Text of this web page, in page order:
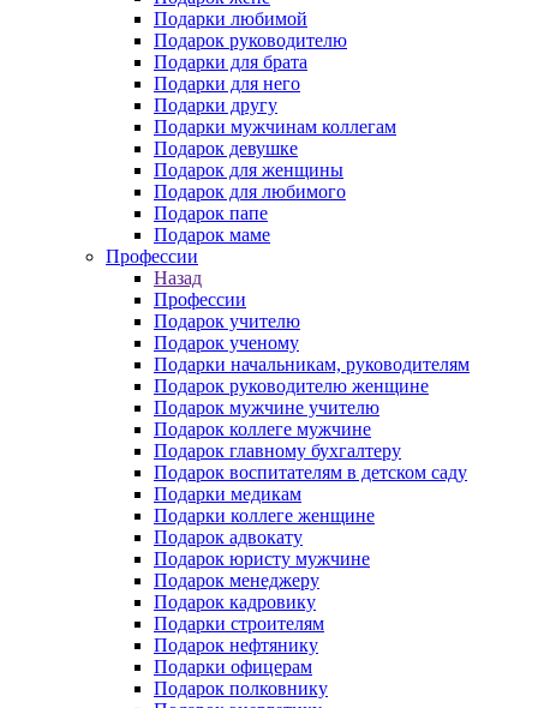
Подарки любимой
Подарок руководителю
Подарки для брата
Подарки для него
Подарки другу
Подарки мужчинам коллегам
Подарок девушке
Подарок для женщины
Подарок для любимого
Подарок папе
Подарок маме
Профессии
Назад
Профессии
Подарок учителю
Подарок ученому
Подарки начальникам, руководителям
Подарок руководителю женщине
Подарок мужчине учителю
Подарок коллеге мужчине
Подарок главному бухгалтеру
Подарок воспитателям в детском саду
Подарки медикам
Подарки коллеге женщине
Подарок адвокату
Подарок юристу мужчине
Подарок менеджеру
Подарок кадровику
Подарки строителям
Подарок нефтянику
Подарки офицерам
Подарок полковнику